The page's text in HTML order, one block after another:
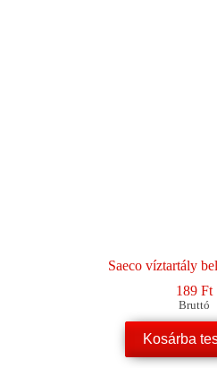
Saeco víztartály
189 Ft
Bruttó
Kosárba